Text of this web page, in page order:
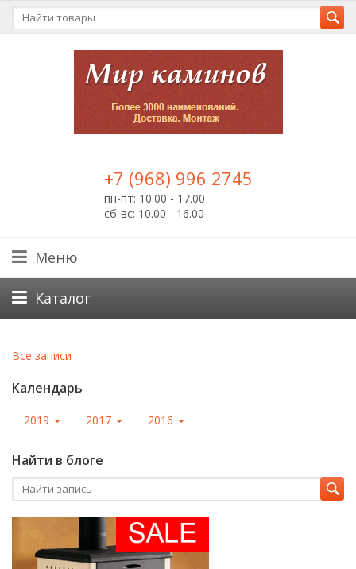
+7 (968) 996 2745
пн-пт: 10.00 - 17.00
сб-вс: 10.00 - 16.00
Меню
Каталог
Все записи
Календарь
2019 2017 2016
Найти в блоге